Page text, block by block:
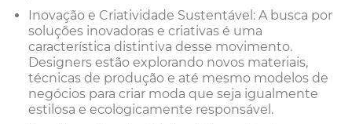
Inovação e Criatividade Sustentável: A busca por
soluções inovadoras e criativas é uma
característica distintiva desse movimento.
Designers estão explorando novos materiais,
técnicas de produção e até mesmo modelos de
negócios para criar moda que seja igualmente
estilosa e ecologicamente responsável.